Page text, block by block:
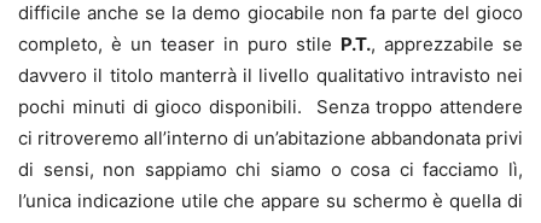
difficile anche se la demo giocabile non fa parte del gioco
completo, è un teaser in puro stile P.T., apprezzabile se
davvero il titolo manterrà il livello qualitativo intravisto nei
pochi minuti di gioco disponibili. Senza troppo attendere
ci ritroveremo all’interno di un’abitazione abbandonata privi
di sensi, non sappiamo chi siamo o cosa ci facciamo lì,
l’unica indicazione utile che appare su schermo è quella di